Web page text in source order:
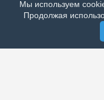
МЫ В СОЦСЕТЯХ
Мы используем
Продолжая